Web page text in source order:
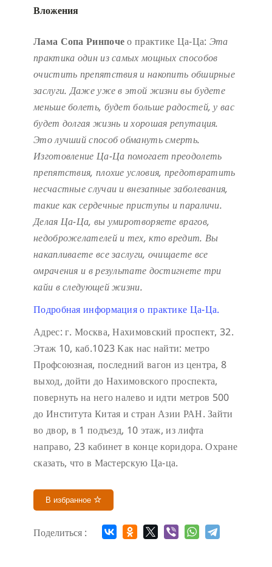
Вложения
Лама Сопа Ринпочео практике Ца-Ца: Эта
практика один из самых мощных способов
очистить препятствия и накопить обширные
заслуги. Даже уже в этой жизни вы будете
меньше болеть, будет больше радостей, у вас
будет долгая жизнь и хорошая репутация.
Это лучший способ обмануть смерть.
Изготовление Ца-Ца помогает преодолеть
препятствия, плохие условия, предотвратить
несчастные случаи и внезапные заболевания,
такие как сердечные приступы и параличи.
Делая Ца-Ца, вы умиротворяете врагов,
недоброжелателей и тех, кто вредит. Вы
накапливаете все заслуги, очищаете все
омрачения и в результате достигнете три
кайи в следующей жизни.
Подробная информация о практике Ца-Ца.
Адрес: г. Москва, Нахимовский проспект, 32.
Этаж 10, каб.1023Как нас найти: метро
Профсоюзная, последний вагон из центра, 8
выход, дойти до Нахимовского проспекта,
повернуть на него налево и идти метров 500
до Института Китая и стран Азии РАН. Зайти
во двор, в 1 подъезд, 10 этаж, из лифта
направо, 23 кабинет в конце коридора. Охране
сказать, что в Мастерскую Ца-ца.
В избранное
Поделиться :